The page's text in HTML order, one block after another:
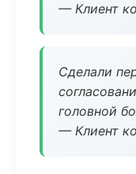
— Клиент
Сделали
головной
— Клиент